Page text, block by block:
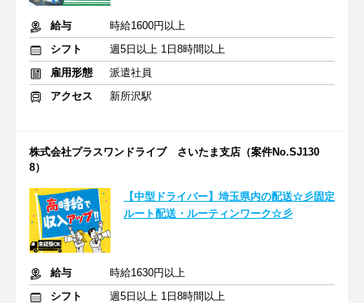
給与
時給1600円以上
シフト
週5日以上 1日8時間以上
雇用形態
派遣社員
アクセス
新所沢駅
株式会社プラスワンドライブ さいたま支店（案件No.SJ130
8）
【中型ドライバー】埼玉県内の配送☆彡固定
ルート配送・ルーティンワーク☆彡
給与
時給1630円以上
シフト
週5日以上 1日8時間以上